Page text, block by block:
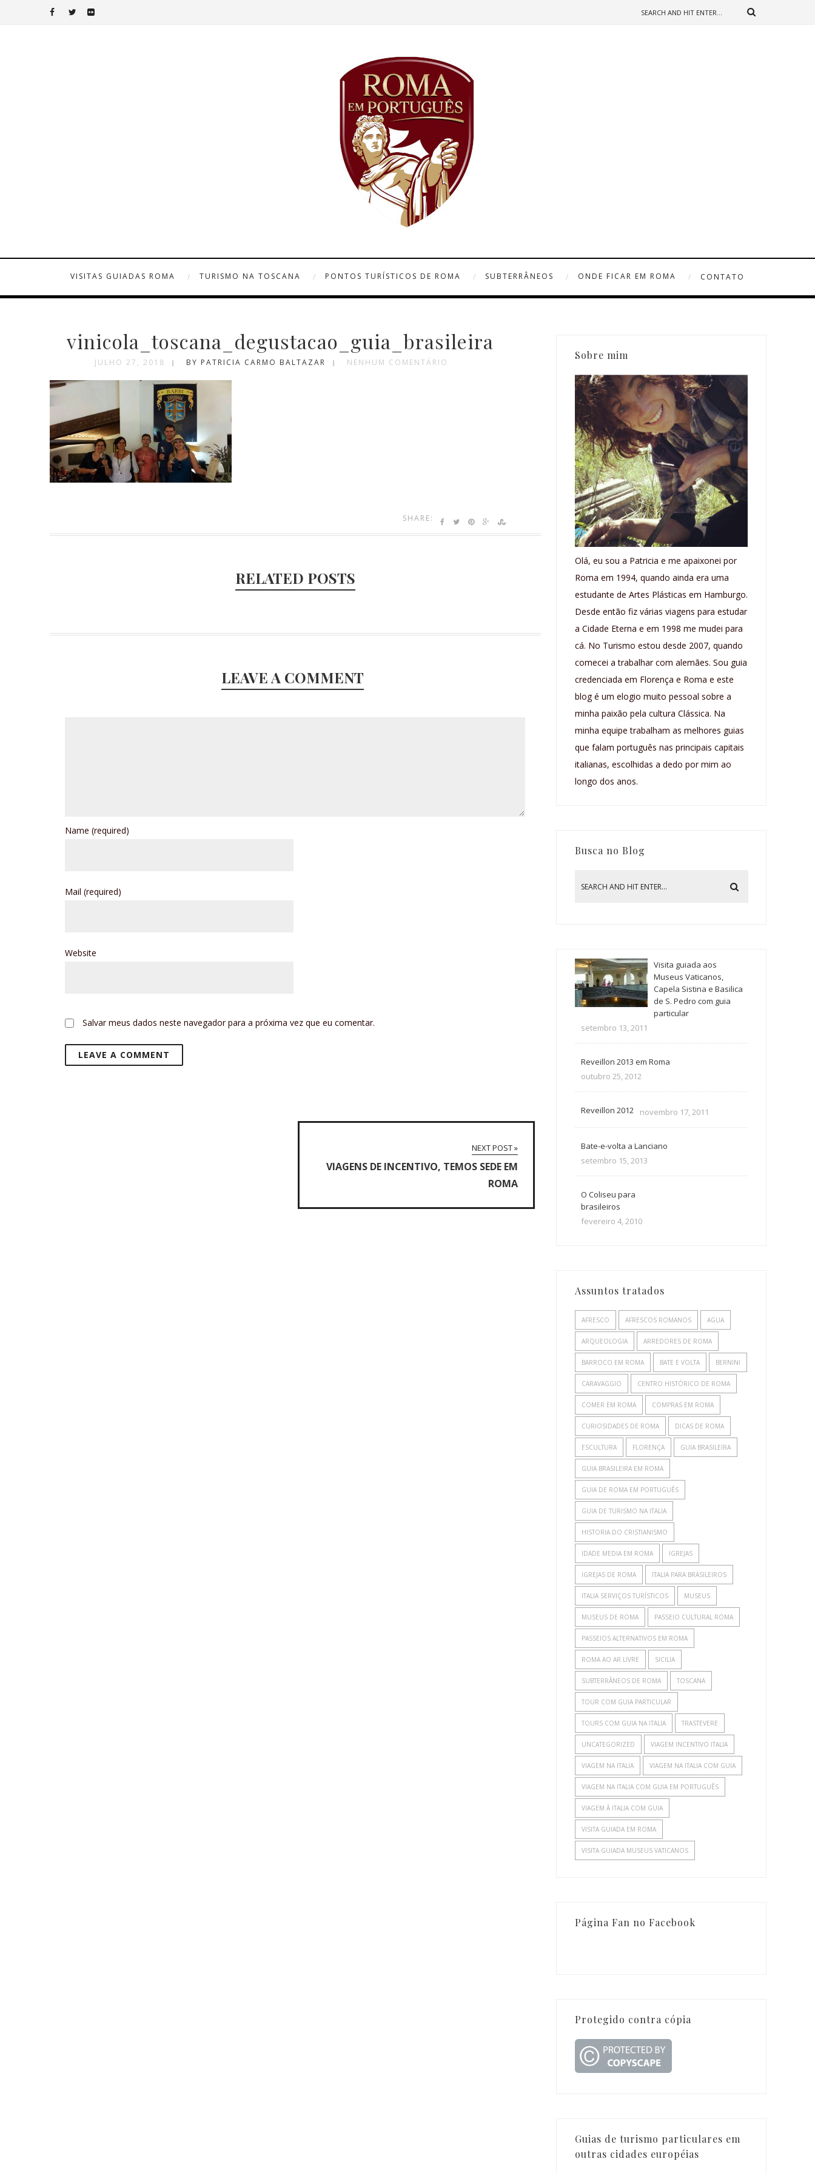
VISITAS GUIADAS ROMA TURISMO NA TOSCANA PONTOS TURÍSTICOS DE ROMA SUBTERRÂNEOS ONDE FICAR EM ROMA CONTATO
vinicola_toscana_degustacao_guia_brasileira
JULHO 27, 2018 BY PATRICIA CARMO BALTAZAR NENHUM COMENTÁRIO
SHARE:
RELATED POSTS
LEAVE A COMMENT
Name (required)
Mail (required)
Website
Salvar meus dados neste navegador para a próxima vez que eu comentar.
NEXT POST »
VIAGENS DE INCENTIVO, TEMOS SEDE EM
ROMA
Sobre mim
Olá, eu sou a Patricia e me apaixonei por
Roma em 1994, quando ainda era uma
estudante de Artes Plásticas em Hamburgo.
Desde então fiz várias viagens para estudar
a Cidade Eterna e em 1998 me mudei para
cá. No Turismo estou desde 2007, quando
comecei a trabalhar com alemães. Sou guia
credenciada em Florença e Roma e este
blog é um elogio muito pessoal sobre a
minha paixão pela cultura Clássica. Na
minha equipe trabalham as melhores guias
que falam português nas principais capitais
italianas, escolhidas a dedo por mim ao
longo dos anos.
Busca no Blog
Visita guiada aos
Museus Vaticanos,
Capela Sistina e Basilica
de S. Pedro com guia
particular
setembro 13, 2011
Reveillon 2013 em Roma
outubro 25, 2012
Reveillon 2012 novembro 17, 2011
Bate-e-volta a Lanciano
setembro 15, 2013
O Coliseu para
brasileiros
fevereiro 4, 2010
Assuntos tratados
AFRESCO AFRESCOS ROMANOS AGUA
ARQUEOLOGIA ARREDORES DE ROMA
BARROCO EM ROMA BATE E VOLTA BERNINI
CARAVAGGIO CENTRO HISTÓRICO DE ROMA
COMER EM ROMA COMPRAS EM ROMA
CURIOSIDADES DE ROMA DICAS DE ROMA
ESCULTURA FLORENÇA GUIA BRASILEIRA
GUIA BRASILEIRA EM ROMA
GUIA DE ROMA EM PORTUGUÊS
GUIA DE TURISMO NA ITALIA
HISTORIA DO CRISTIANISMO
IDADE MEDIA EM ROMA IGREJAS
IGREJAS DE ROMA ITALIA PARA BRASILEIROS
ITALIA SERVIÇOS TURÍSTICOS MUSEUS
MUSEUS DE ROMA PASSEIO CULTURAL ROMA
PASSEIOS ALTERNATIVOS EM ROMA
ROMA AO AR LIVRE SICILIA
SUBTERRÂNEOS DE ROMA TOSCANA
TOUR COM GUIA PARTICULAR
TOURS COM GUIA NA ITALIA TRASTEVERE
UNCATEGORIZED VIAGEM INCENTIVO ITALIA
VIAGEM NA ITALIA VIAGEM NA ITALIA COM GUIA
VIAGEM NA ITALIA COM GUIA EM PORTUGUÊS
VIAGEM À ITALIA COM GUIA
VISITA GUIADA EM ROMA
VISITA GUIADA MUSEUS VATICANOS
Página Fan no Facebook
Protegido contra cópia
Guias de turismo particulares em
outras cidades européias